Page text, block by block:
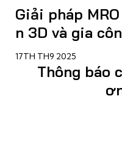
Giải pháp
n 3D và gia
17TH TH9 2025
Thông báo